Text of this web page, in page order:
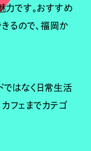
力です。おすすめ
るので、福岡か
ではなく日常生活
フェまでカテゴ